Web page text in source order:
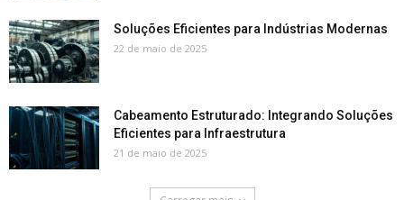
Soluções Eficientes para Indústrias Modernas
22 de maio de 2025
Cabeamento Estruturado: Integrando Soluções
Eficientes para Infraestrutura
21 de maio de 2025